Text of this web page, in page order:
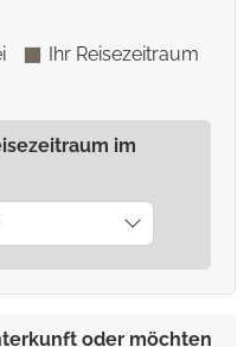
Ihr Reisezeitraum
im
oder möchten